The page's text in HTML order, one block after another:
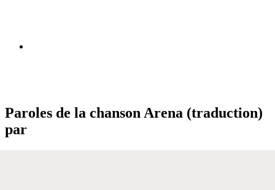
Paroles de la chanson Arena (traduction)
par